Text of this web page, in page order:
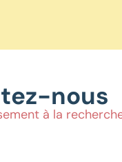
nous
à la